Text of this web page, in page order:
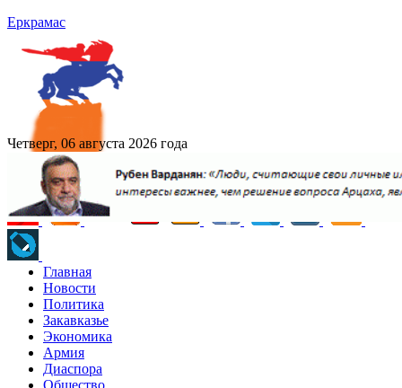
Еркрамас
Четверг, 06 августа 2026 года
Главная
Новости
Политика
Закавказье
Экономика
Армия
Диаспора
Общество